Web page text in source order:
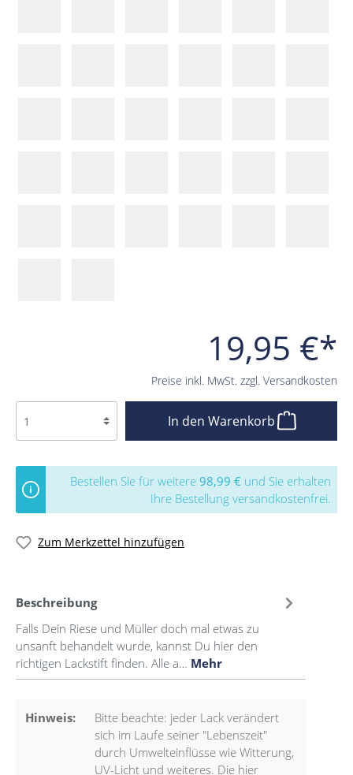
19,95 €*
Preise inkl. MwSt. zzgl. Versandkosten
In den Warenkorb
Bestellen Sie für weitere 98,99 € und Sie erhalten
Ihre Bestellung versandkostenfrei.
Zum Merkzettel hinzufügen
Beschreibung
Falls Dein Riese und Müller doch mal etwas zu
unsanft behandelt wurde, kannst Du hier den
richtigen Lackstift finden. Alle a… Mehr
Hinweis:
Bitte beachte: jeder Lack verändert
sich im Laufe seiner "Lebenszeit"
durch Umwelteinflüsse wie Witterung,
UV-Licht und weiteres. Die hier